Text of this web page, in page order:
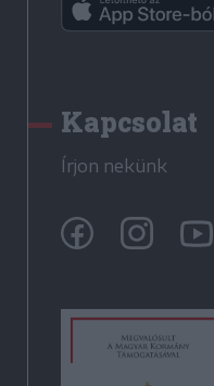
Kapcsolat
Írjon nekünk